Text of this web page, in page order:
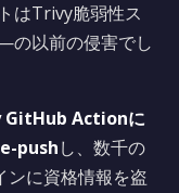
はTrivy脆弱性ス
の以前の侵害でし
GitHub Actionに
pushし、数千の
ンに資格情報を盗